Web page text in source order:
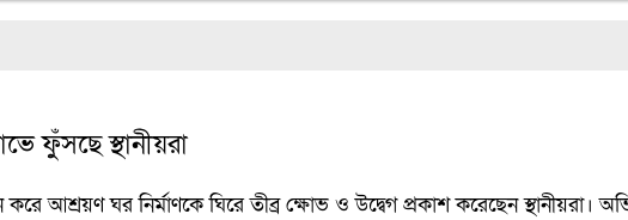
ফুঁসছে স্থানীয়রা
আশ্রয়ণ ঘর নির্মাণকে ঘিরে তীব্র ক্ষোভ ও উদ্বেগ প্রকাশ করেছেন স্থানীয়রা।